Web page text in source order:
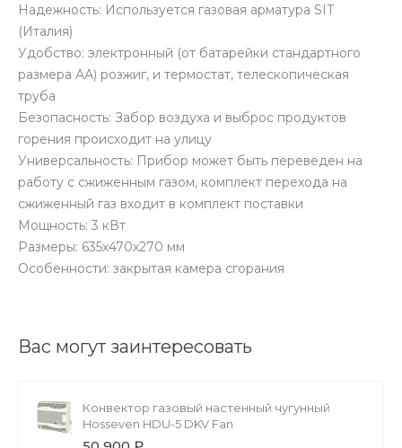
Надежность: Используется газовая арматура SIT
(Италия)
Удобство: электронный (от батарейки стандартного
размера АА) розжиг, и термостат, телескопическая
труба
Безопасность: Забор воздуха и выброс продуктов
горения происходит на улицу
Универсальность: Прибор может быть переведен на
работу с сжиженным газом, комплект перехода на
сжиженный газ входит в комплект поставки
Мощность: 3 кВт
Размеры: 635х470х270 мм
Особенности: закрытая камера сгорания
Вас могут заинтересовать
Конвектор газовый настенный чугунный
Hosseven HDU-5 DKV Fan